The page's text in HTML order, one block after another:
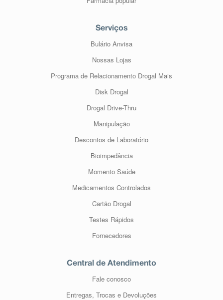
Serviços
Bulário Anvisa
Nossas Lojas
Programa de Relacionamento Drogal Mais
Disk Drogal
Drogal Drive-Thru
Manipulação
Descontos de Laboratório
Bioimpedância
Momento Saúde
Medicamentos Controlados
Cartão Drogal
Testes Rápidos
Fornecedores
Central de Atendimento
Fale conosco
Entregas, Trocas e Devoluções